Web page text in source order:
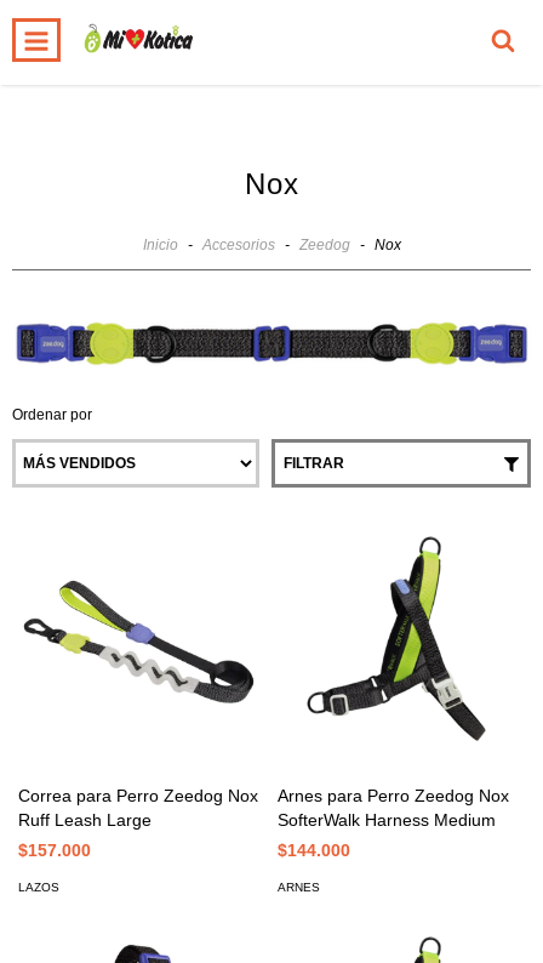
INICIO 0
Nox
Inicio - Accesorios - Zeedog - Nox
Ordenar por
FILTRAR
Correa para Perro Zeedog Nox
Ruff Leash Large
$157.000
LAZOS
Arnes para Perro Zeedog Nox
SofterWalk Harness Medium
$144.000
ARNES